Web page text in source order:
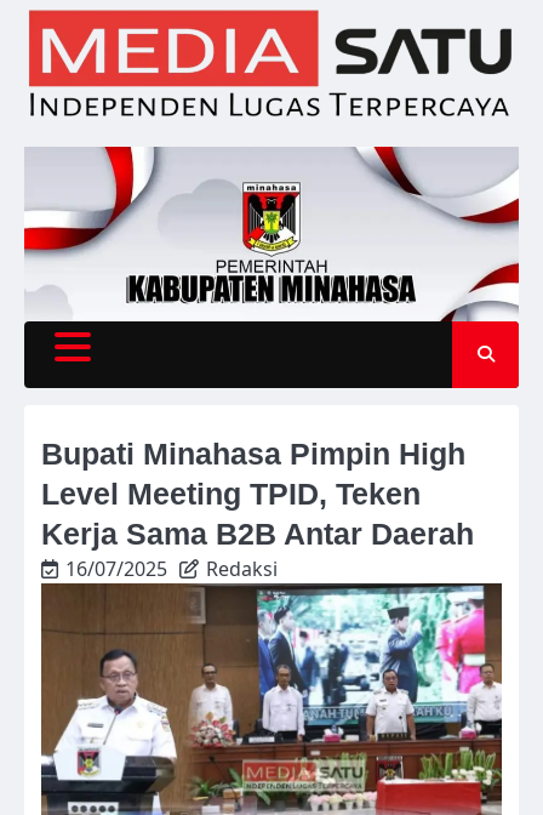
Skip
content
Bupati Minahasa Pimpin High
Level Meeting TPID, Teken
Kerja Sama B2B Antar Daerah
16/07/2025 Redaksi